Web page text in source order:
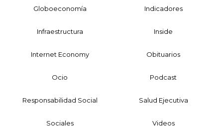
Globoeconomía Indicadores
Infraestructura Inside
Internet Economy Obituarios
Ocio Podcast
Responsabilidad Social Salud Ejecutiva
Sociales Videos